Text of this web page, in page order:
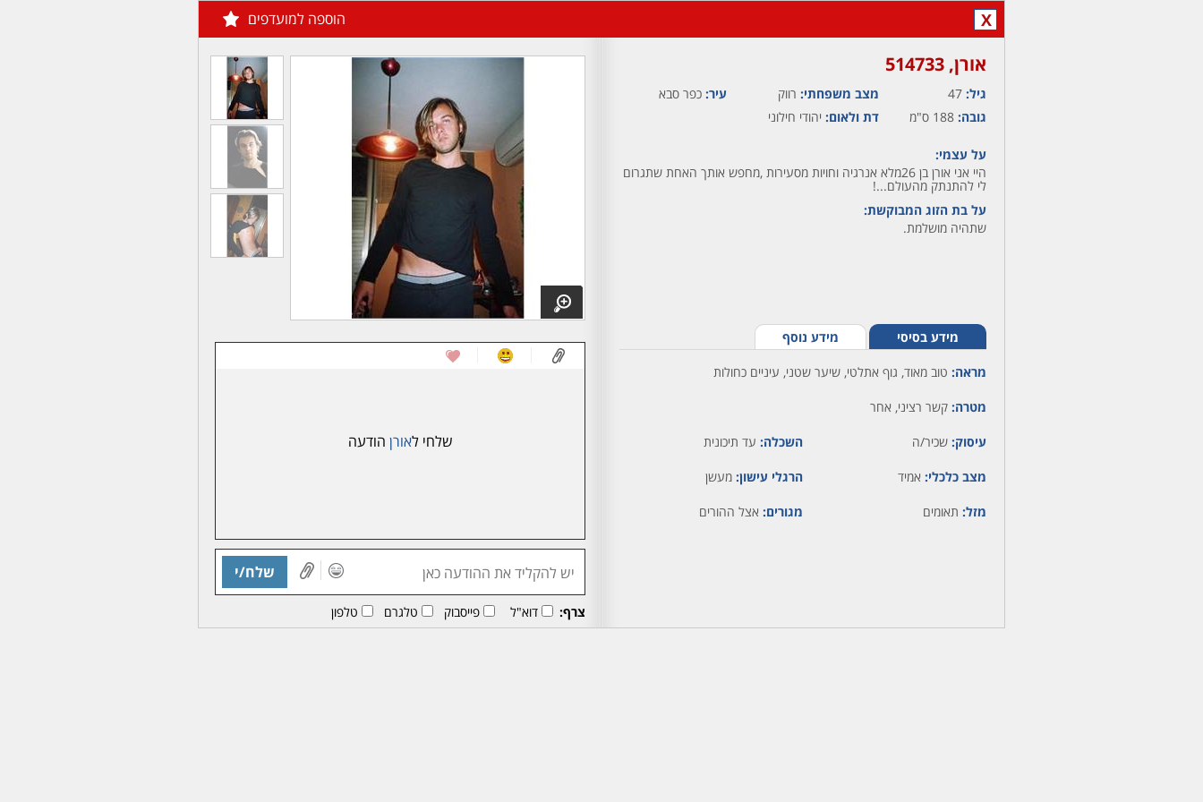
X הוספה למועדפים
אורן,‏ 514733
גיל: 47 מצב משפחתי: רווק עיר: כפר סבא
גובה: 188 ס"מ דת ולאום: יהודי חילוני
על עצמי:
היי אני אורן בן 26מלא אנרגיה וחויות מסעירות ,מחפש אותך האחת שתגרום
לי להתנתק מהעולם...!
על בת הזוג המבוקשת:
שתהיה מושלמת.
מידע בסיסי מידע נוסף
מראה: טוב מאוד, גוף אתלטי, שיער שטני, עיניים כחולות
מטרה: קשר רציני, אחר
עיסוק: שכיר/ה השכלה: עד תיכונית
מצב כלכלי: אמיד הרגלי עישון: מעשן
מזל: תאומים מגורים: אצל ההורים
שלחי לאורן הודעה
שלח/י
צרף: דוא"ל פייסבוק טלגרם טלפון